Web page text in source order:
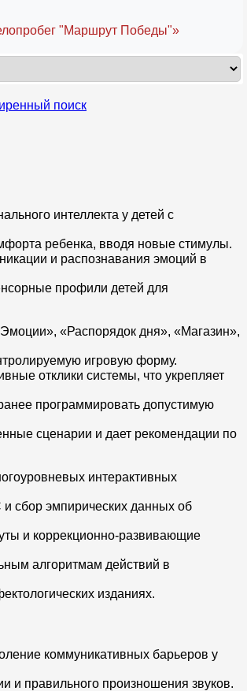
"Маршрут Победы"»
поиск
интеллекта у детей с
ребенка, вводя новые стимулы.
и распознавания эмоций в
профили детей для
«Распорядок дня», «Магазин»,
игровую форму.
отклики системы, что укрепляет
программировать допустимую
сценарии и дает рекомендации по
интерактивных
сбор эмпирических данных об
и коррекционно-развивающие
алгоритмам действий в
изданиях.
коммуникативных барьеров у
и правильного произношения звуков.